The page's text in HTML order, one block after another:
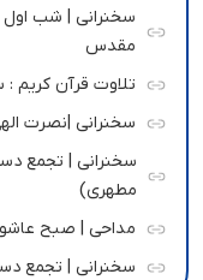
سخنرانی | شب اول
مقدس
تلاوت قرآن کریم
سخنرانی |نصرت
سخنرانی | تجمع
مطهری)
مداحی | صبح عاشورا
سخنرانی | تجمع